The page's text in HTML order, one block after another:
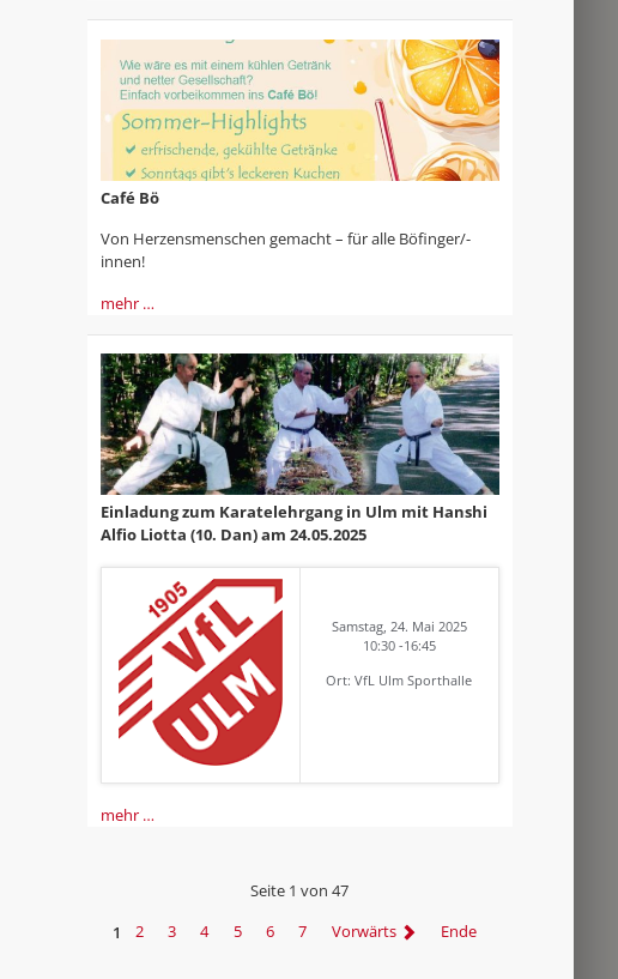
Café Bö
Von Herzensmenschen gemacht – für alle Böfinger/-
innen!
mehr …
Einladung zum Karatelehrgang in Ulm mit Hanshi
Alfio Liotta (10. Dan) am 24.05.2025
Samstag, 24. Mai 2025
10:30 -16:45
Ort: VfL Ulm Sporthalle
mehr …
Seite 1 von 47
1
2 3 4 5 6 7 Vorwärts Ende